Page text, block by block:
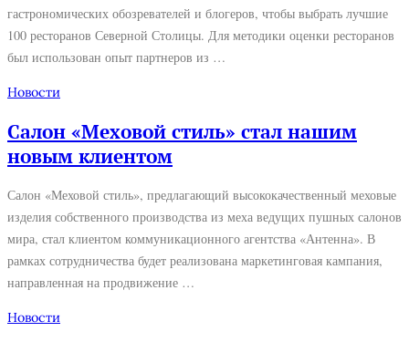
гастрономических обозревателей и блогеров, чтобы выбрать лучшие
100 ресторанов Северной Столицы. Для методики оценки ресторанов
был использован опыт партнеров из …
Новости
Салон «Меховой стиль» стал нашим
новым клиентом
Салон «Меховой стиль», предлагающий высококачественный меховые
изделия собственного производства из меха ведущих пушных салонов
мира, стал клиентом коммуникационного агентства «Антенна». В
рамках сотрудничества будет реализована маркетинговая кампания,
направленная на продвижение …
Новости